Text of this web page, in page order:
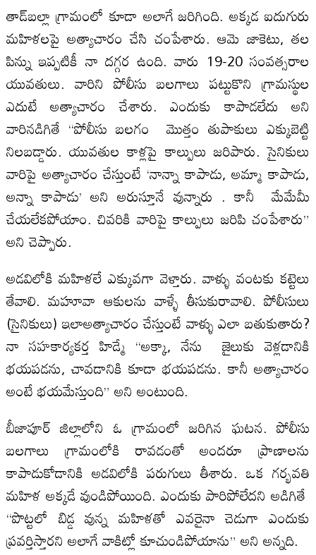
తాడ్‌బల్లా గ్రామంలో కూడా అలాగే జరిగింది. అక్కడ ఐదుగురు
మహిళలపై అత్యాచారం చేసి చంపేశారు. ఆమె జాకెటు, తల
పిన్ను ఇప్పటికీ నా దగ్గర ఉంది. వారు 19-20 సంవత్సరాల
యువతులు. వారిని పోలీసు బలగాలు పట్టుకొని గ్రామస్థుల
ఎదుటే అత్యాచారం చేశారు. ఎందుకు కాపాడలేదు అని
వారినడిగితే “పోలీసు బలగం మొత్తం తుపాకులు ఎక్కుబెట్టి
నిలబడ్డారు. యువతుల కాళ్లపై కాల్పులు జరిపారు. సైనికులు
వారిపై అత్యాచారం చేస్తుంటే ‘నాన్నా కాపాడు, అమ్మా కాపాడు,
అన్నా కాపాడు’ అని అరుస్తూనే వున్నారు . కానీ మేమేమీ
చేయలేకపోయాం. చివరికి వారిపై కాల్పులు జరిపి చంపేశారు”
అని చెప్పారు.
అడవిలోకి మహిళలే ఎక్కువగా వెళ్తారు. వాళ్ళు వంటకు కట్టెలు
తేవాలి. మహూవా ఆకులను వాళ్ళే తీసుకురావాలి. పోలీసులు
(సైనికులు) ఇలాఅత్యాచారం చేస్తుంటే వాళ్ళు ఎలా బతుకుతారు?
నా సహకార్యకర్త హిడ్మే “అక్కా, నేను జైలుకు వెళ్లడానికి
భయపడను, చావడానికి కూడా భయపడను. కానీ అత్యాచారం
అంటే భయమేస్తుంది” అని అంటుంది.
బీజాపూర్ జిల్లాలోని ఓ గ్రామంలో జరిగిన ఘటన. పోలీసు
బలగాలు గ్రామంలోకి రావడంతో అందరూ ప్రాణాలను
కాపాడుకోడానికి అడవిలోకి పరుగులు తీశారు. ఒక గర్భవతి
మహిళ అక్కడే వుండిపోయింది. ఎందుకు పారిపోలేదని అడిగితే
“పొట్టలో బిడ్డ వున్న మహిళతో ఎవరైనా చెడుగా ఎందుకు
ప్రవర్తిస్తారని అలాగే వాకిట్లో కూచుండిపోయాను” అని అన్నది.